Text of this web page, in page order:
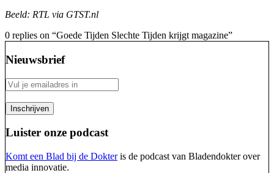
Beeld: RTL via GTST.nl
0 replies on “Goede Tijden Slechte Tijden krijgt magazine”
Nieuwsbrief
Luister onze podcast
Komt een Blad bij de Dokteris de podcast van Bladendokter over
media innovatie.